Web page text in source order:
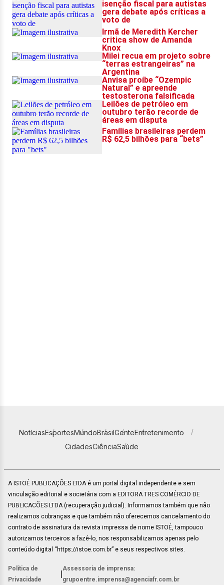
NotíciasEsportesMundoBrasilGenteEntretenimento
CidadesCiênciaSaúde
A ISTOÉ PUBLICAÇÕES LTDA é um portal digital independente e sem
vinculação editorial e societária com a EDITORA TRES COMÉRCIO DE
PUBLICACÕES LTDA (recuperação judicial). Informamos também que não
realizamos cobranças e que também não oferecemos cancelamento do
contrato de assinatura da revista impressa de nome ISTOÉ, tampouco
autorizamos terceiros a fazê-lo, nos responsabilizamos apenas pelo
conteúdo digital “https://istoe.com.br” e seus respectivos sites.
Política de
Privacidade
Assessoria de imprensa:
grupoentre.imprensa@agenciafr.com.br